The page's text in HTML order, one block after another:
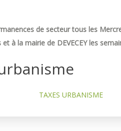
de secteur tous les
à la mairie de DEVECEY les
TAXES URBANISME